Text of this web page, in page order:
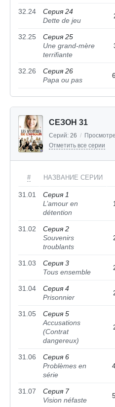
32.24
Серия 24
Dette de jeu
32.25
Серия 25
Une grand-mère
terrifiante
32.26
Серия 26
Papa ou pas
СЕЗОН 31
Серий: 26 /
Отметить все серии
# НАЗВАНИЕ СЕРИИ
31.01
Серия 1
L’amour en
détention
31.02
Серия 2
Souvenirs
troublants
31.03
Серия 3
Tous ensemble
31.04
Серия 4
Prisonnier
31.05
Серия 5
Accusations
(Contrat
dangereux)
31.06
Серия 6
Problèmes en
série
31.07
Серия 7
Vision néfaste